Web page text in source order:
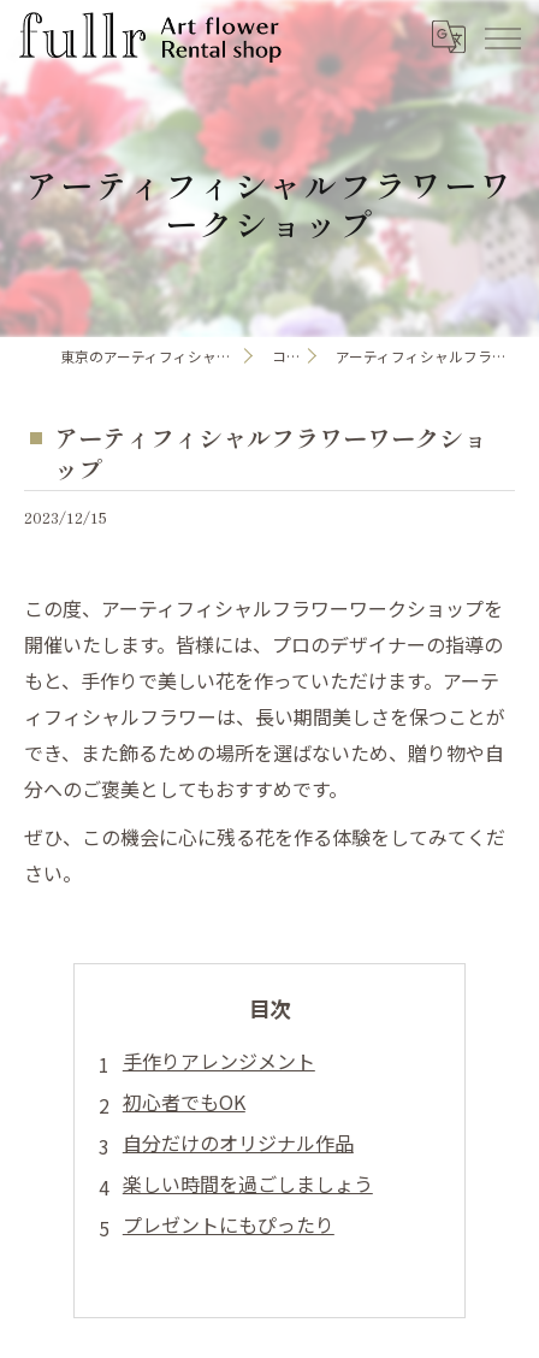
アーティフィシャルフラワーワ
ークショップ
東京のアーティフィシャルフラワーならfullr コラム アーティフィシャルフラワーワークショップ
アーティフィシャルフラワーワークショ
ップ
2023/12/15
この度、アーティフィシャルフラワーワークショップを
開催いたします。皆様には、プロのデザイナーの指導の
もと、手作りで美しい花を作っていただけます。アーテ
ィフィシャルフラワーは、長い期間美しさを保つことが
でき、また飾るための場所を選ばないため、贈り物や自
分へのご褒美としてもおすすめです。
ぜひ、この機会に心に残る花を作る体験をしてみてくだ
さい。
目次
手作りアレンジメント
初心者でもOK
自分だけのオリジナル作品
楽しい時間を過ごしましょう
プレゼントにもぴったり